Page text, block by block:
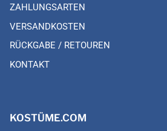
ZAHLUNGSARTEN
VERSANDKOSTEN
RÜCKGABE / RETOUREN
KONTAKT
KOSTÜME.COM